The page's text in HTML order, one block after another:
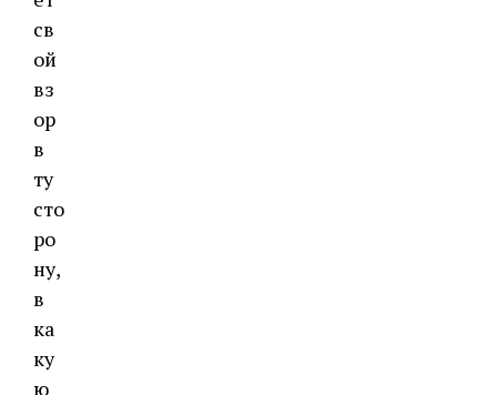
св
ой
вз
ор
в
ту
сто
ро
ну,
в
ка
ку
ю